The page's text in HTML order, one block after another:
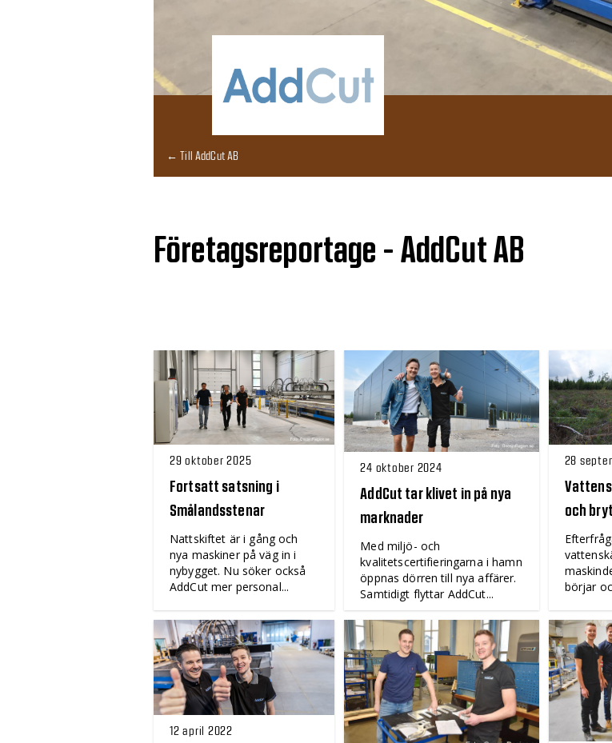
← Till AddCut AB
Företagsreportage - AddCut AB
29 oktober 2025
Fortsatt satsning i
Smålandsstenar
Nattskiftet är i gång och
nya maskiner på väg in i
nybygget. Nu söker också
AddCut mer personal...
24 oktober 2024
AddCut tar klivet in på nya
marknader
Med miljö- och
kvalitetscertifieringarna i hamn
öppnas dörren till nya affärer.
Samtidigt flyttar AddCut...
28
och
börjar
12 april 2022